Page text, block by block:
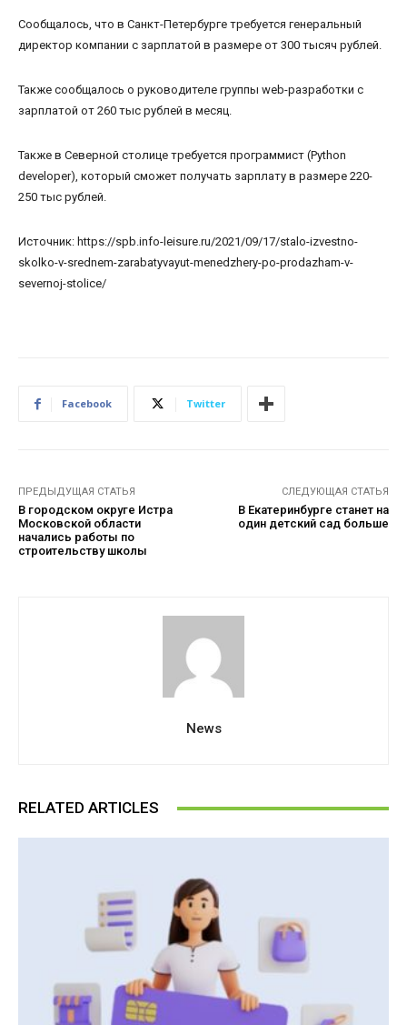
Сообщалось, что в Санкт-Петербурге требуется генеральный
директор компании с зарплатой в размере от 300 тысяч рублей.
Также сообщалось о руководителе группы web-разработки с
зарплатой от 260 тыс рублей в месяц.
Также в Северной столице требуется программист (Python
developer), который сможет получать зарплату в размере 220-
250 тыс рублей.
Источник: https://spb.info-leisure.ru/2021/09/17/stalo-izvestno-
skolko-v-srednem-zarabatyvayut-menedzhery-po-prodazham-v-
severnoj-stolice/
Facebook Twitter
ПРЕДЫДУЩАЯ СТАТЬЯ
В городском округе Истра
Московской области
начались работы по
строительству школы
СЛЕДУЮЩАЯ СТАТЬЯ
В Екатеринбурге станет на
один детский сад больше
News
RELATED ARTICLES